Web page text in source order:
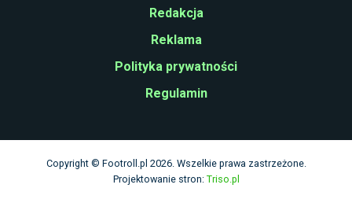
Redakcja
Reklama
Polityka prywatności
Regulamin
Copyright © Footroll.pl 2026. Wszelkie prawa zastrzeżone.
Projektowanie stron: Triso.pl